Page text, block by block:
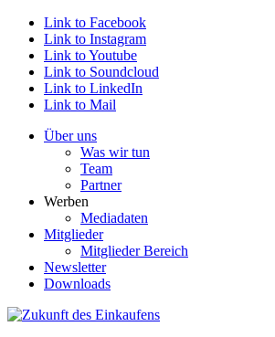
Link to Facebook
Link to Instagram
Link to Youtube
Link to Soundcloud
Link to LinkedIn
Link to Mail
Über uns
Was wir tun
Team
Partner
Werben
Mediadaten
Mitglieder
Mitglieder Bereich
Newsletter
Downloads